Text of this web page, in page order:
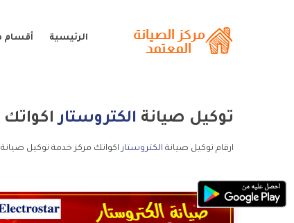
الرئيسية أقسام
توكيل صيانة الكتروستاراكواتك
ارقام توكيل صيانة الكتروستار اكواتك مركز خدمة توكيل